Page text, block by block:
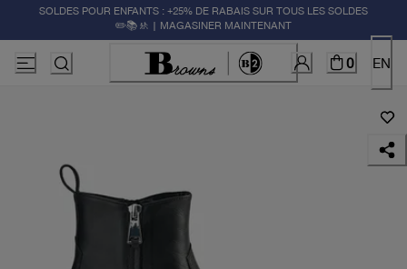
SOLDES POUR ENFANTS : +25% DE RABAIS SUR TOUS LES SOLDES
✏️📚🚸 | MAGASINER MAINTENANT
0 EN